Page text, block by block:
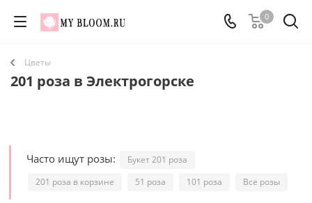
0
Цветы
201 роза в Электрогорске
Часто ищут розы:
Букет 201 роза
201 роза в корзине
51 роза 101 роза Все розы